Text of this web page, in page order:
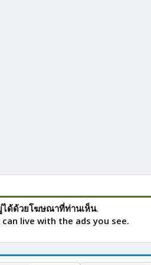
ได้ด้วยโฆษณาที่ท่านเห็น.
live with the ads you see.